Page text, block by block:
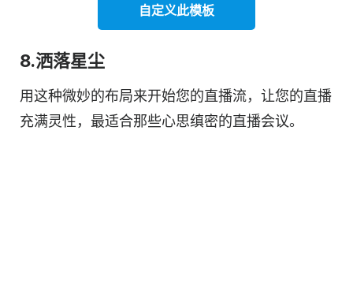
自定义此模板
8.洒落星尘
用这种微妙的布局来开始您的直播流，让您的直播
充满灵性，最适合那些心思缜密的直播会议。